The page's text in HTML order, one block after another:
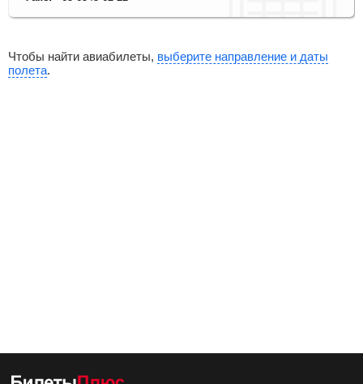
Чтобы найти авиабилеты, выберите направление и даты
полета.